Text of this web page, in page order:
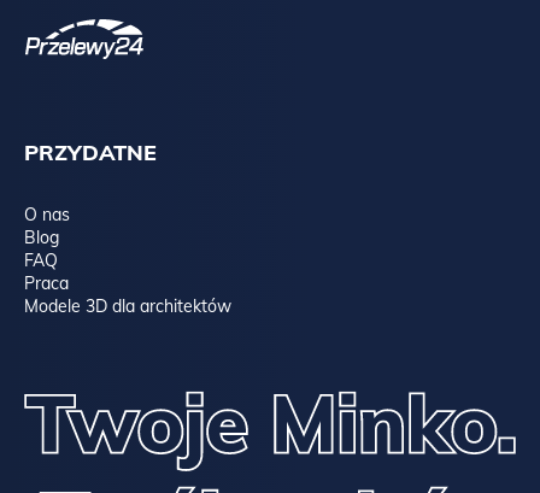
JAK ZABEZPIECZAMY FORNIR I JAK O NIEGO DBAĆ W
PRZYDATNE
O nas
Blog
FAQ
Praca
Modele 3D dla architektów